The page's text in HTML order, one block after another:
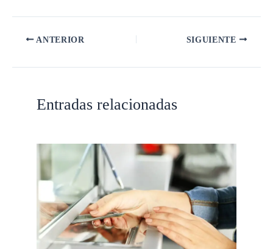
ANTERIOR SIGUIENTE
Entradas relacionadas